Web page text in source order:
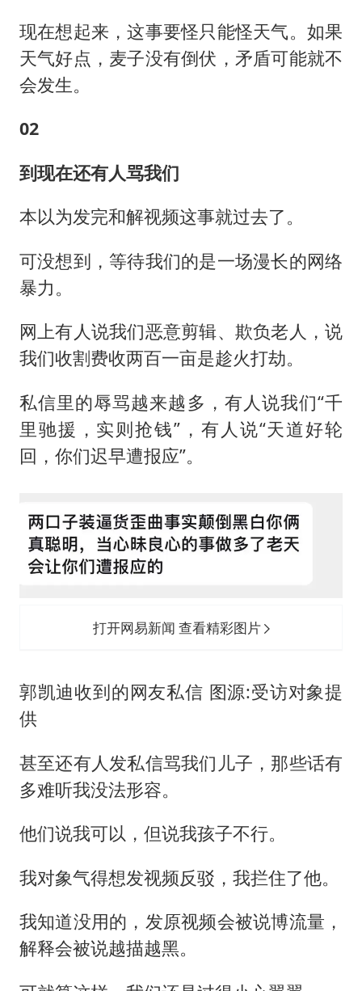
现在想起来，这事要怪只能怪天气。如果
天气好点，麦子没有倒伏，矛盾可能就不
会发生。
02
到现在还有人骂我们
本以为发完和解视频这事就过去了。
可没想到，等待我们的是一场漫长的网络
暴力。
网上有人说我们恶意剪辑、欺负老人，说
我们收割费收两百一亩是趁火打劫。
私信里的辱骂越来越多，有人说我们“千
里驰援，实则抢钱”，有人说“天道好轮
回，你们迟早遭报应”。
打开网易新闻 查看精彩图片
郭凯迪收到的网友私信 图源:受访对象提
供
甚至还有人发私信骂我们儿子，那些话有
多难听我没法形容。
他们说我可以，但说我孩子不行。
我对象气得想发视频反驳，我拦住了他。
我知道没用的，发原视频会被说博流量，
解释会被说越描越黑。